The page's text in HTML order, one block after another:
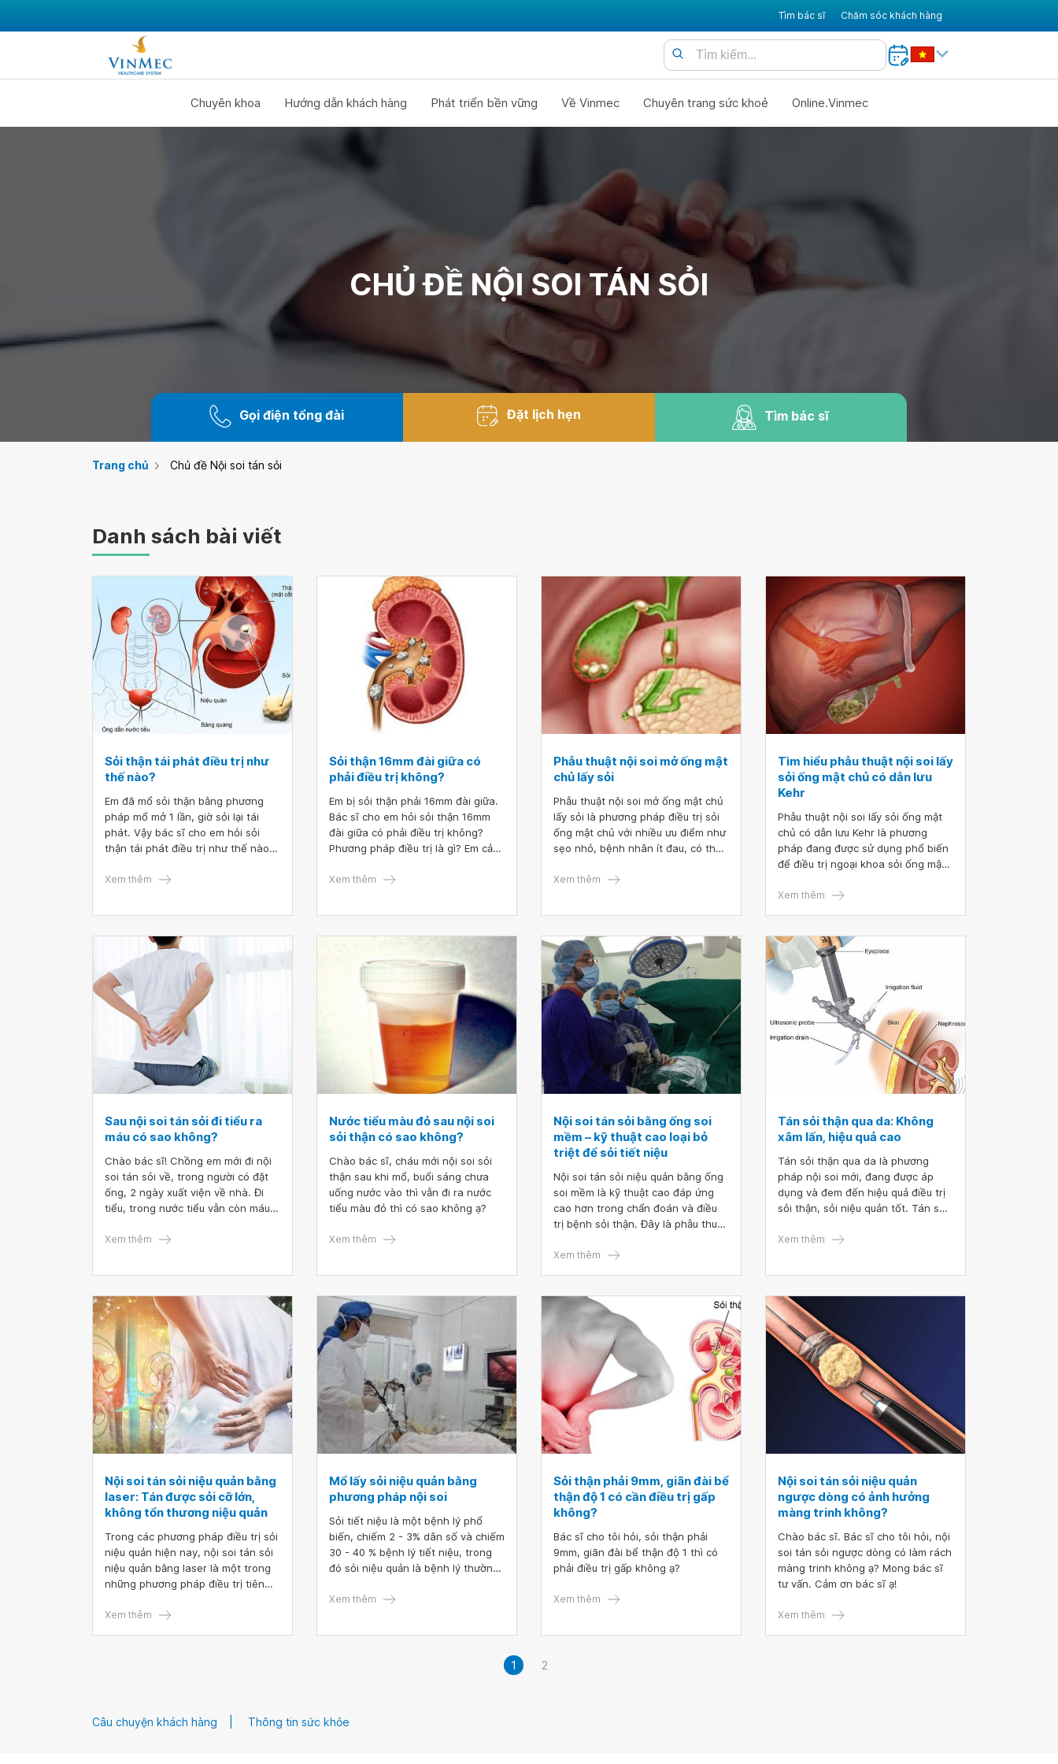
Tìm bác sĩ Chăm sóc khách hàng
Chuyên khoa Hướng dẫn khách hàng Phát triển bền vững Về Vinmec Chuyên trang sức khoẻ Online.Vinmec
CHỦ ĐỀ NỘI SOI TÁN SỎI
Gọi điện tổng đài Đặt lịch hẹn Tìm bác sĩ
Trang chủ Chủ đề Nội soi tán sỏi
Danh sách bài viết
Sỏi thận tái phát điều trị như
thế nào?
Em đã mổ sỏi thận bằng phương
pháp mổ mở 1 lần, giờ sỏi lại tái
phát. Vậy bác sĩ cho em hỏi sỏi
thận tái phát điều trị như thế nào?
Xem thêm
Sỏi thận 16mm đài giữa có
phải điều trị không?
Em bị sỏi thận phải 16mm đài giữa.
Bác sĩ cho em hỏi sỏi thận 16mm
đài giữa có phải điều trị không?
Phương pháp điều trị là gì? Em cảm
Xem thêm
Phẫu thuật nội soi mở ống mật
chủ lấy sỏi
Phẫu thuật nội soi mở ống mật chủ
lấy sỏi là phương pháp điều trị sỏi
ống mật chủ với nhiều ưu điểm như
sẹo nhỏ, bệnh nhân ít đau, có thể
sau mổ,...
Xem thêm
Tìm hiểu phẫu thuật nội soi lấy
sỏi ống mật chủ có dẫn lưu
Kehr
Phẫu thuật nội soi lấy sỏi ống mật
chủ có dẫn lưu Kehr là phương
pháp đang được sử dụng phổ biến
để điều trị ngoại khoa sỏi ống mật
mổ lấy sỏi đường mật cũng mang
Xem thêm
Sau nội soi tán sỏi đi tiểu ra
máu có sao không?
Chào bác sĩ! Chồng em mới đi nội
soi tán sỏi về, trong người có đặt
ống, 2 ngày xuất viện về nhà. Đi
tiểu, trong nước tiểu vẫn còn máu.
là sau nội soi tán sỏi đi tiểu ra máu
Xem thêm
Nước tiểu màu đỏ sau nội soi
sỏi thận có sao không?
Chào bác sĩ, cháu mới nội soi sỏi
thận sau khi mổ, buổi sáng chưa
uống nước vào thì vẫn đi ra nước
tiểu màu đỏ thì có sao không ạ?
Xem thêm
Nội soi tán sỏi bằng ống soi
mềm – kỹ thuật cao loại bỏ
triệt để sỏi tiết niệu
Nội soi tán sỏi niệu quản bằng ống
soi mềm là kỹ thuật cao đáp ứng
cao hơn trong chẩn đoán và điều
trị bệnh sỏi thận. Đây là phẫu thuật
lớn có trang bị máy soi niệu quản
Xem thêm
Tán sỏi thận qua da: Không
xâm lấn, hiệu quả cao
Tán sỏi thận qua da là phương
pháp nội soi mới, đang được áp
dụng và đem đến hiệu quả điều trị
sỏi thận, sỏi niệu quản tốt. Tán sỏi
lấn, sỏi sẽ tự vụn và được hút ra
Xem thêm
Nội soi tán sỏi niệu quản bằng
laser: Tán được sỏi cỡ lớn,
không tổn thương niệu quản
Trong các phương pháp điều trị sỏi
niệu quản hiện nay, nội soi tán sỏi
niệu quản bằng laser là một trong
những phương pháp điều trị tiên
hy vọng điều trị triệt để sỏi niệu
Xem thêm
Mổ lấy sỏi niệu quản bằng
phương pháp nội soi
Sỏi tiết niệu là một bệnh lý phổ
biến, chiếm 2 - 3% dân số và chiếm
30 - 40 % bệnh lý tiết niệu, trong
đó sỏi niệu quản là bệnh lý thường
thế giới hiện nay có rất nhiều các
Xem thêm
Sỏi thận phải 9mm, giãn đài bể
thận độ 1 có cần điều trị gấp
không?
Bác sĩ cho tôi hỏi, sỏi thận phải
9mm, giãn đài bể thận độ 1 thì có
phải điều trị gấp không ạ?
Xem thêm
Nội soi tán sỏi niệu quản
ngược dòng có ảnh hưởng
màng trinh không?
Chào bác sĩ. Bác sĩ cho tôi hỏi, nội
soi tán sỏi ngược dòng có làm rách
màng trinh không ạ? Mong bác sĩ
tư vấn. Cảm ơn bác sĩ ạ!
Xem thêm
1 2
Câu chuyện khách hàng Thông tin sức khỏe